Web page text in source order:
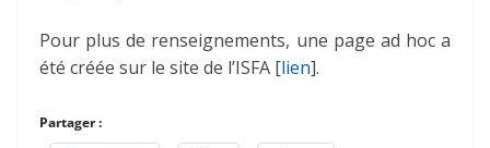
Pour plus de renseignements, une page ad hoc a
été créée sur le site de l’ISFA [lien].
Partager :